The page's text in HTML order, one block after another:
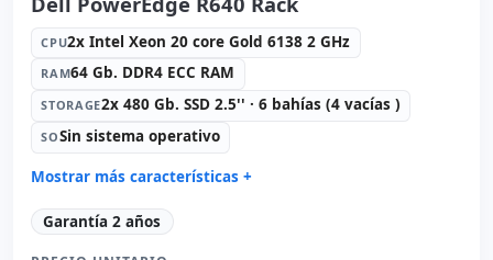
CPU2x Intel Xeon 20 core Gold 6138 2 GHz
RAM64 Gb. DDR4 ECC RAM
STORAGE2x 480 Gb. SSD 2.5'' · 6 bahías (4 vacías )
SOSin sistema operativo
Mostrar más características +
Connectivity: 2x RJ-45
Formato: Rack (1U)
Garantía 2 años